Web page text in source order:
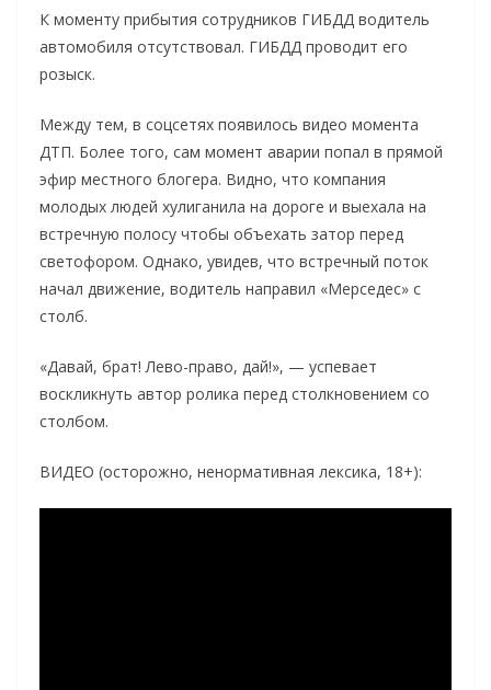
К моменту прибытия сотрудников ГИБДД водитель
автомобиля отсутствовал. ГИБДД проводит его
розыск.
Между тем, в соцсетях появилось видео момента
ДТП. Более того, сам момент аварии попал в прямой
эфир местного блогера. Видно, что компания
молодых людей хулиганила на дороге и выехала на
встречную полосу чтобы объехать затор перед
светофором. Однако, увидев, что встречный поток
начал движение, водитель направил «Мерседес» с
столб.
«Давай, брат! Лево-право, дай!», — успевает
воскликнуть автор ролика перед столкновением со
столбом.
ВИДЕО (осторожно, ненормативная лексика, 18+):